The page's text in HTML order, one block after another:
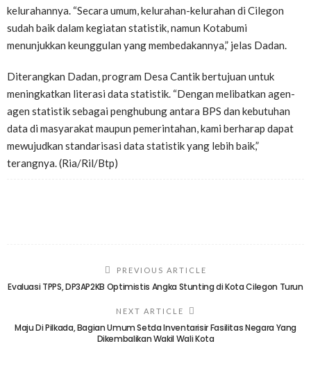
kelurahannya. “Secara umum, kelurahan-kelurahan di Cilegon
sudah baik dalam kegiatan statistik, namun Kotabumi
menunjukkan keunggulan yang membedakannya,” jelas Dadan.
Diterangkan Dadan, program Desa Cantik bertujuan untuk
meningkatkan literasi data statistik. “Dengan melibatkan agen-
agen statistik sebagai penghubung antara BPS dan kebutuhan
data di masyarakat maupun pemerintahan, kami berharap dapat
mewujudkan standarisasi data statistik yang lebih baik,”
terangnya. (Ria/Ril/Btp)
PREVIOUS ARTICLE
Evaluasi TPPS, DP3AP2KB Optimistis Angka Stunting di Kota Cilegon Turun
NEXT ARTICLE
Maju Di Pilkada, Bagian Umum Setda Inventarisir Fasilitas Negara Yang
Dikembalikan Wakil Wali Kota